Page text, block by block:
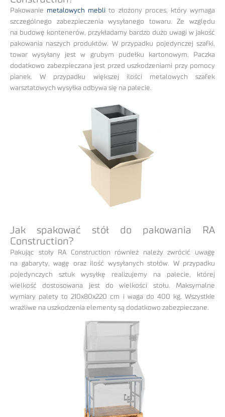
Pakowanie metalowych mebli to złożony proces, który wymaga
szczególnego zabezpieczenia wysyłanego towaru. Ze względu
na budowę kontenerów, przykładamy bardzo dużo uwagi w jakość
pakowania naszych produktów. W przypadku pojedynczej szafki,
towar wysyłany jest w grubym pudełku kartonowym. Paczka
dodatkowo zabezpieczana jest przed uszkodzeniami przy pomocy
pianek. W przypadku większej ilości metalowych szafek
warsztatowych wysyłka odbywa się na palecie.
Jak spakować stół do pakowania RA
Construction?
Pakując stoły RA Construction również należy zwrócić uwagę
na gabaryty, wagę oraz ilość wysyłanych stołów. W przypadku
pojedynczych sztuk wysyłkę realizujemy na palecie, której
wielkość dostosowana jest do wielkości stołu. Maksymalne
wymiary palety to 210x80x220 cm i waga do 400 kg. Wszystkie
wrażliwe na uszkodzenia elementy są dodatkowo zabezpieczane.